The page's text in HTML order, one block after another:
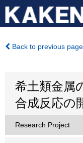
Back to previous page
希土類金属
合成反応の
Research Project